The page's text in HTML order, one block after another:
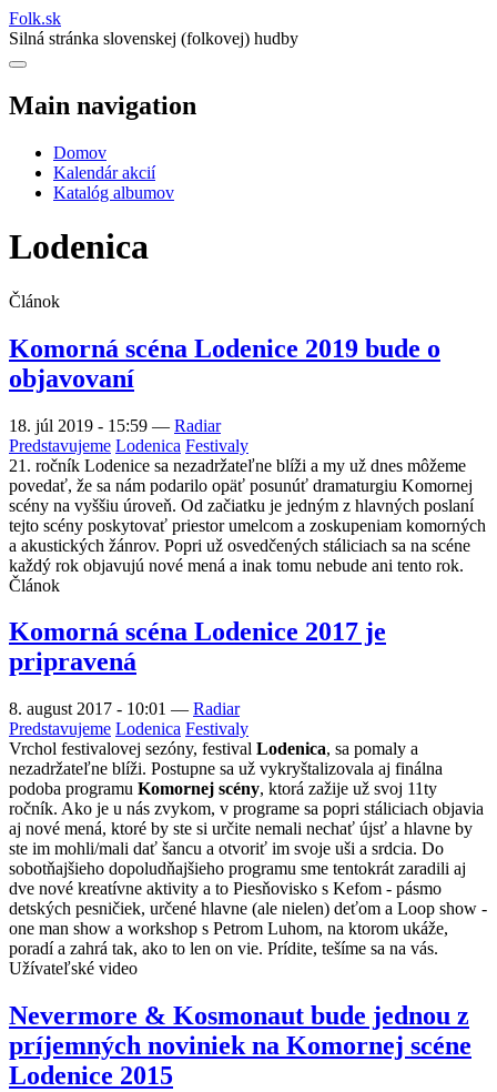
Folk.sk
Silná stránka slovenskej (folkovej) hudby
Main navigation
Domov
Kalendár akcií
Katalóg albumov
Lodenica
Článok
Komorná scéna Lodenice 2019 bude o
objavovaní
18. júl 2019 - 15:59 — Radiar
Predstavujeme Lodenica Festivaly
21. ročník Lodenice sa nezadržateľne blíži a my už dnes môžeme
povedať, že sa nám podarilo opäť posunúť dramaturgiu Komornej
scény na vyššiu úroveň. Od začiatku je jedným z hlavných poslaní
tejto scény poskytovať priestor umelcom a zoskupeniam komorných
a akustických žánrov. Popri už osvedčených stáliciach sa na scéne
každý rok objavujú nové mená a inak tomu nebude ani tento rok.
Článok
Komorná scéna Lodenice 2017 je
pripravená
8. august 2017 - 10:01 — Radiar
Predstavujeme Lodenica Festivaly
Vrchol festivalovej sezóny, festival Lodenica, sa pomaly a
nezadržateľne blíži. Postupne sa už vykryštalizovala aj finálna
podoba programu Komornej scény, ktorá zažije už svoj 11ty
ročník. Ako je u nás zvykom, v programe sa popri stáliciach objavia
aj nové mená, ktoré by ste si určite nemali nechať újsť a hlavne by
ste im mohli/mali dať šancu a otvoriť im svoje uši a srdcia. Do
sobotňajšieho dopoludňajšieho programu sme tentokrát zaradili aj
dve nové kreatívne aktivity a to Piesňovisko s Kefom - pásmo
detských pesničiek, určené hlavne (ale nielen) deťom a Loop show -
one man show a workshop s Petrom Luhom, na ktorom ukáže,
poradí a zahrá tak, ako to len on vie. Prídite, tešíme sa na vás.
Užívateľské video
Nevermore & Kosmonaut bude jednou z
príjemných noviniek na Komornej scéne
Lodenice 2015